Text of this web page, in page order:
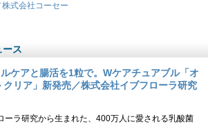
式会社コーセー
ース
ケアと腸活を1粒で。Wケアチュアブル「オ
クリア」新発売／株式会社イブフローラ研究
ーラ研究から生まれた、400万人に愛される乳酸菌